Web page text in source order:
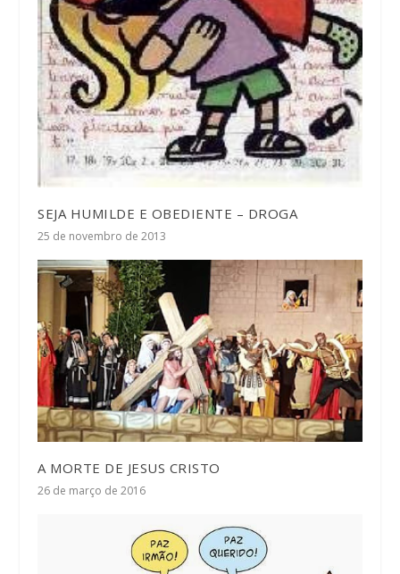
SEJA HUMILDE E OBEDIENTE – DROGA
25 de novembro de 2013
A MORTE DE JESUS CRISTO
26 de março de 2016